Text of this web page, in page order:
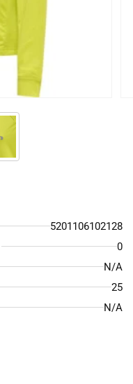
5201106102128
0
N/A
25
N/A